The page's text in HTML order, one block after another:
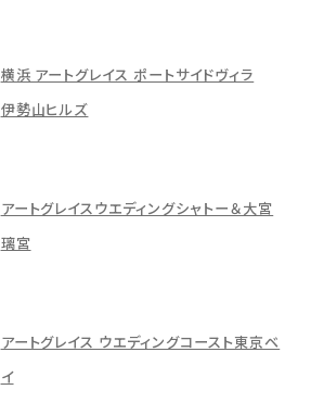
横浜 アートグレイス ポートサイドヴィラ
伊勢山ヒルズ
アートグレイスウエディングシャトー＆大宮
璃宮
アートグレイス ウエディングコースト東京ベ
イ